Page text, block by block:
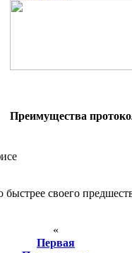
Преимущества
своего
«
Первая